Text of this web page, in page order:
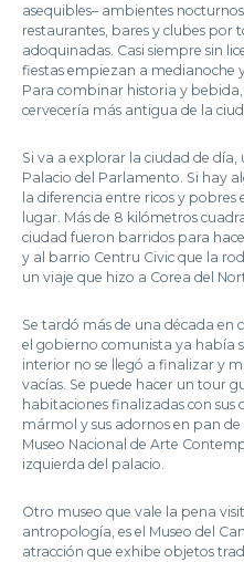
asequibles– ambientes
restaurantes, bares y clubes por
adoquinadas. Casi siempre sin
fiestas empiezan a medianoche
Para combinar historia y bebida,
cervecería más antigua de la
Si va a explorar la ciudad de día,
Palacio del Parlamento. Si hay
la diferencia entre ricos y
lugar. Más de 8 kilómetros
ciudad fueron barridos para
y al barrio Centru Civic que la
un viaje que hizo a Corea del
Se tardó más de una década en
el gobierno comunista ya había
interior no se llegó a finalizar y
vacías. Se puede hacer un tour
habitaciones finalizadas con sus
mármol y sus adornos en pan
Museo Nacional de Arte
izquierda del palacio.
Otro museo que vale la pena
antropología, es el Museo del
atracción que exhibe objetos